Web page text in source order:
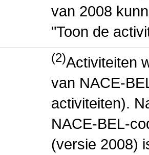
van 2008
"Toon de
(2)Activiteiten
van NACE-
activiteiten).
NACE-BEL-
(versie 2008)